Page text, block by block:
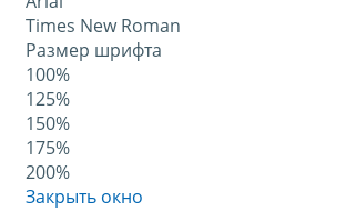
Times New Roman
Размер шрифта
100%
125%
150%
175%
200%
Закрыть окно